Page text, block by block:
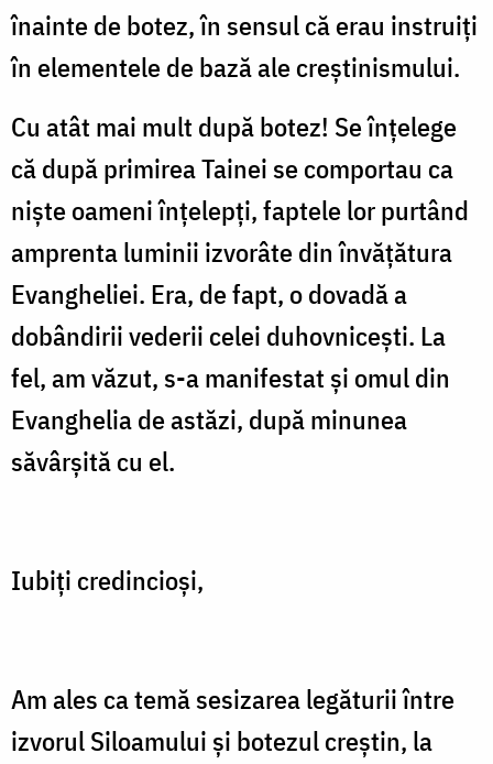
înainte de botez, în sensul că erau instruiţi
în elementele de bază ale creştinismului.
Cu atât mai mult după botez! Se înţelege
că după primirea Tainei se comportau ca
nişte oameni înţelepţi, faptele lor purtând
amprenta luminii izvorâte din învăţătura
Evangheliei. Era, de fapt, o dovadă a
dobândirii vederii celei duhovniceşti. La
fel, am văzut, s-a manifestat şi omul din
Evanghelia de astăzi, după minunea
săvârşită cu el.
Iubiţi credincioşi,
Am ales ca temă sesizarea legăturii între
izvorul Siloamului şi botezul creştin, la